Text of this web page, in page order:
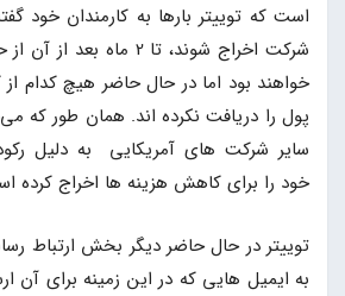
است که توییتر بارها به کارمندان خود
شرکت اخراج شوند، تا 2 ماه
خواهند بود اما در حال حاضر هیچ کدام از
پول را دریافت نکرده اند. همان طور که
سایر شرکت های آمریکایی به دلیل
خود را برای کاهش هزینه ها اخراج کرده
توییتر در حال حاضر دیگر بخش ارتباط
به ایمیل هایی که در این زمینه برای آن